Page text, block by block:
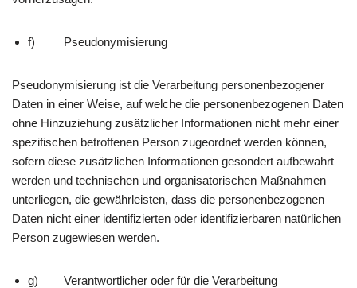
f) Pseudonymisierung
Pseudonymisierung ist die Verarbeitung personenbezogener
Daten in einer Weise, auf welche die personenbezogenen Daten
ohne Hinzuziehung zusätzlicher Informationen nicht mehr einer
spezifischen betroffenen Person zugeordnet werden können,
sofern diese zusätzlichen Informationen gesondert aufbewahrt
werden und technischen und organisatorischen Maßnahmen
unterliegen, die gewährleisten, dass die personenbezogenen
Daten nicht einer identifizierten oder identifizierbaren natürlichen
Person zugewiesen werden.
g) Verantwortlicher oder für die Verarbeitung